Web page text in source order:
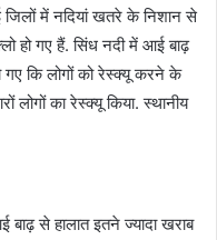
जिलों में नदियां खतरे के निशान से
हो गए हैं. सिंध नदी में आई बाढ़
गए कि लोगों को रेस्क्यू करने के
लोगों का रेस्क्यू किया. स्थानीय
से हालात इतने ज्यादा खराब